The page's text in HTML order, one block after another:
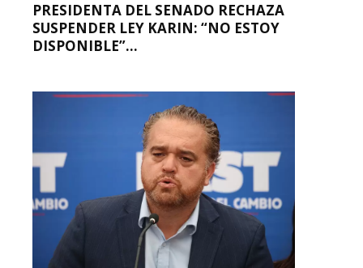
PRESIDENTA DEL SENADO RECHAZA
SUSPENDER LEY KARIN: “NO ESTOY
DISPONIBLE”...